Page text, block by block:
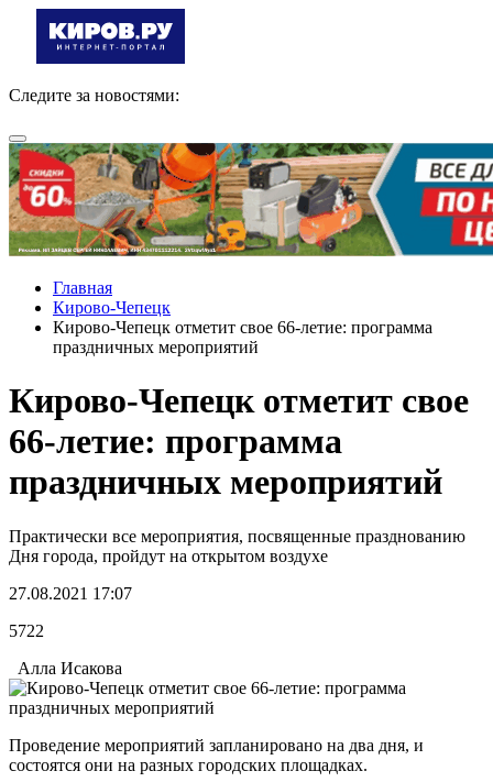
Следите за новостями:
Главная
Кирово-Чепецк
Кирово-Чепецк отметит свое 66-летие: программа
праздничных мероприятий
Кирово-Чепецк отметит свое
66-летие: программа
праздничных мероприятий
Практически все мероприятия, посвященные празднованию
Дня города, пройдут на открытом воздухе
27.08.2021 17:07
5722
Алла Исакова
Проведение мероприятий запланировано на два дня, и
состоятся они на разных городских площадках.